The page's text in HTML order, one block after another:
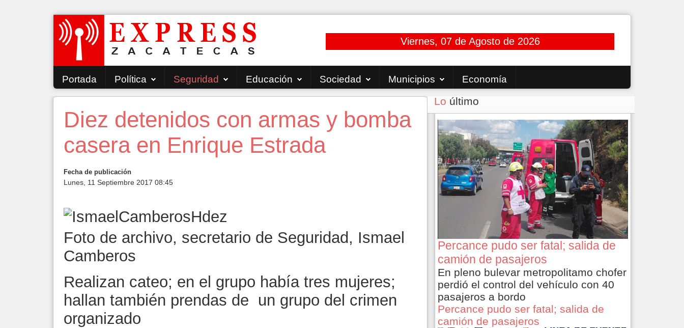
Viernes, 07 de Agosto de 2026
Portada Política Seguridad Educación Sociedad Municipios Economía
Diez detenidos con armas y bomba
casera en Enrique Estrada
Fecha de publicación
Lunes, 11 Septiembre 2017 08:45
Foto de archivo, secretario de Seguridad, Ismael
Camberos
Realizan cateo; en el grupo había tres mujeres;
hallan también prendas de un grupo del crimen
organizado
Lo último
Percance pudo ser fatal; salida de
camión de pasajeros
En pleno bulevar metropolitamo chofer
perdió el control del vehículo con 40
pasajeros a bordo
Percance pudo ser fatal; salida de
camión de pasajeros